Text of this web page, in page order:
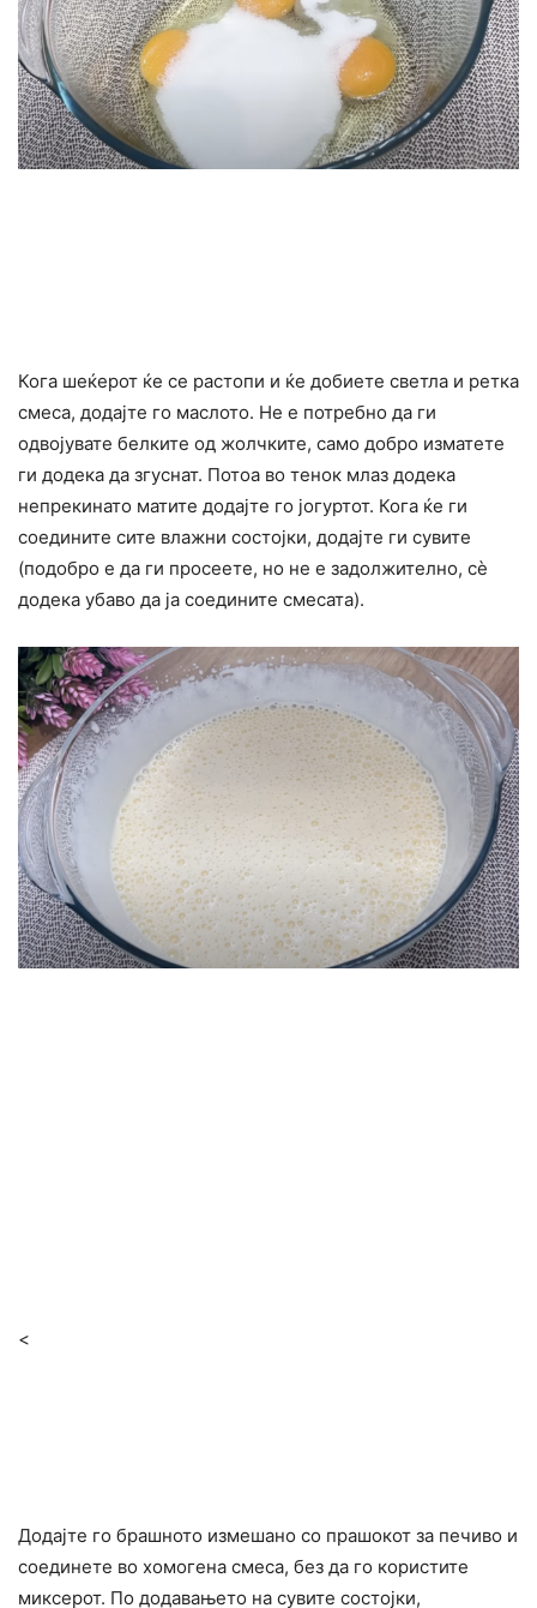
Кога шеќерот ќе се растопи и ќе добиете светла и ретка
смеса, додајте го маслото. Не е потребно да ги
одвојувате белките од жолчките, само добро изматете
ги додека да згуснат. Потоа во тенок млаз додека
непрекинато матите додајте го јогуртот. Кога ќе ги
соедините сите влажни состојки, додајте ги сувите
(подобро е да ги просеете, но не е задолжително, сѐ
додека убаво да ја соедините смесата).
<
Додајте го брашното измешано со прашокот за печиво и
соединете во хомогена смеса, без да го користите
миксерот. По додавањето на сувите состојки,